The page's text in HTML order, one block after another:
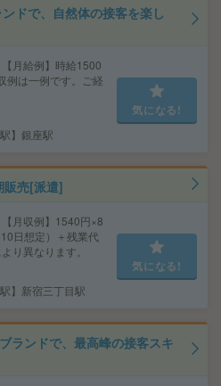
ドで、自然体の接客を楽し
月給例】時給1500
例は一例です。ご経
】銀座駅
気になる!
販売[派遣]
月収例】1540円×8
日想定）＋残業代
り異なります。
】新宿三丁目駅
気になる!
ランドで、最高峰の接客スキ